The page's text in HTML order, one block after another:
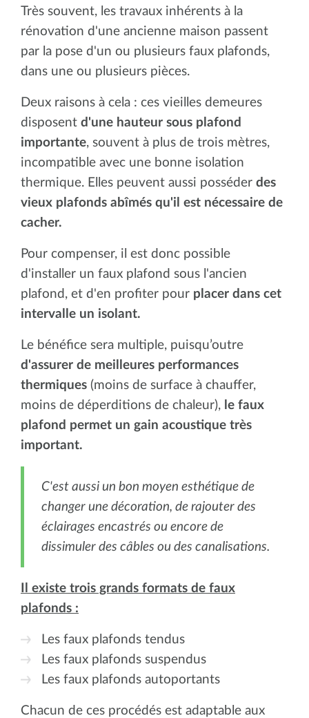
Très souvent, les travaux inhérents à la
rénovation d'une ancienne maison passent
par la pose d'un ou plusieurs faux plafonds,
dans une ou plusieurs pièces.
Deux raisons à cela : ces vieilles demeures
disposent d'une hauteur sous plafond
importante, souvent à plus de trois mètres,
incompatible avec une bonne isolation
thermique. Elles peuvent aussi posséder des
vieux plafonds abîmés qu'il est nécessaire de
cacher.
Pour compenser, il est donc possible
d'installer un faux plafond sous l'ancien
plafond, et d'en profiter pour placer dans cet
intervalle un isolant.
Le bénéfice sera multiple, puisqu’outre
d'assurer de meilleures performances
thermiques (moins de surface à chauffer,
moins de déperditions de chaleur), le faux
plafond permet un gain acoustique très
important.
C'est aussi un bon moyen esthétique de
changer une décoration, de rajouter des
éclairages encastrés ou encore de
dissimuler des câbles ou des canalisations.
Il existe trois grands formats de faux
plafonds :
Les faux plafonds tendus
Les faux plafonds suspendus
Les faux plafonds autoportants
Chacun de ces procédés est adaptable aux